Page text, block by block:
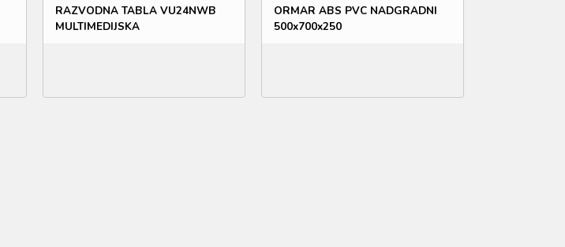
RAZVODNA TABLA VU24NWB
MULTIMEDIJSKA
ORMAR ABS PVC NADGRADNI
500x700x250